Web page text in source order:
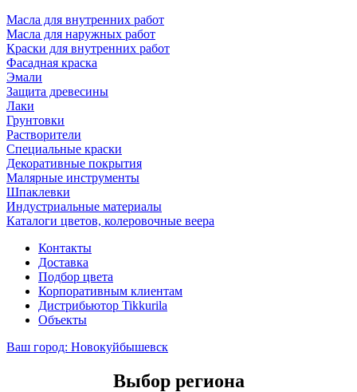
Масла для внутренних работ
Масла для наружных работ
Краски для внутренних работ
Фасадная краска
Эмали
Защита древесины
Лаки
Грунтовки
Растворители
Специальные краски
Декоративные покрытия
Малярные инструменты
Шпаклевки
Индустриальные материалы
Каталоги цветов, колеровочные веера
Контакты
Доставка
Подбор цвета
Корпоративным клиентам
Дистрибьютор Tikkurila
Объекты
Ваш город: Новокуйбышевск
Выбор региона